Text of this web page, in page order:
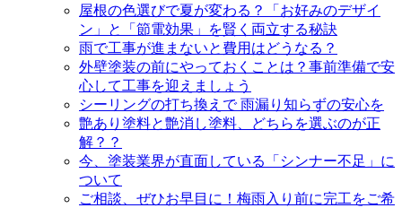
屋根の色選びで夏が変わる？「お好みのデザイ
ン」と「節電効果」を賢く両立する秘訣
雨で工事が進まないと費用はどうなる？
外壁塗装の前にやっておくことは？事前準備で安
心して工事を迎えましょう
シーリングの打ち換えで 雨漏り知らずの安心を
艶あり塗料と艶消し塗料、どちらを選ぶのが正
解？？
今、塗装業界が直面している「シンナー不足」に
ついて
ご相談、ぜひお早目に！梅雨入り前に完工をご希